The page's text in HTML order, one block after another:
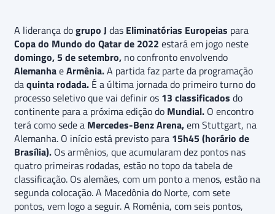
A liderança dogrupo J das Eliminatórias Europeias para
Copa do Mundo do Qatar de 2022 estará em jogo neste
domingo, 5 de setembro, no confronto envolvendo
AlemanhaeArmênia.A partida faz parte da programação
daquinta rodada. É a última jornada do primeiro turno do
processo seletivo que vai definir os 13 classificados do
continente para a próxima edição do Mundial. O encontro
terá como sede a Mercedes-Benz Arena,em Stuttgart, na
Alemanha. O início está previsto para 15h45 (horário de
Brasília). Os armênios, que acumularam dez pontos nas
quatro primeiras rodadas, estão no topo da tabela de
classificação. Os alemães, com um ponto a menos, estão na
segunda colocação. A Macedônia do Norte, com sete
pontos, vem logo a seguir. A Romênia, com seis pontos,